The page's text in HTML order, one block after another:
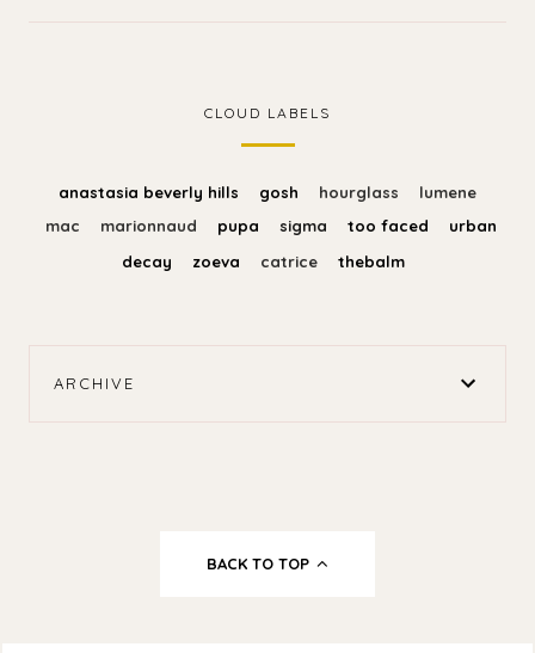
CLOUD LABELS
anastasia beverly hills gosh hourglass
lumene
mac
marionnaud pupa sigma too faced
urban
decay
zoeva catrice thebalm
ARCHIVE
BACK TO TOP